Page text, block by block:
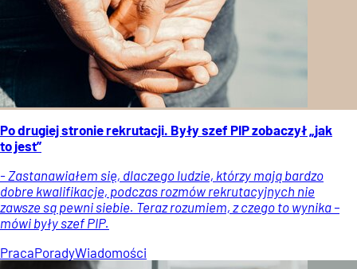
Po drugiej stronie rekrutacji. Były szef PIP zobaczył „jak
to jest”
- Zastanawiałem się, dlaczego ludzie, którzy mają bardzo
dobre kwalifikacje, podczas rozmów rekrutacyjnych nie
zawsze są pewni siebie. Teraz rozumiem, z czego to wynika –
mówi były szef PIP.
PracaPoradyWiadomości